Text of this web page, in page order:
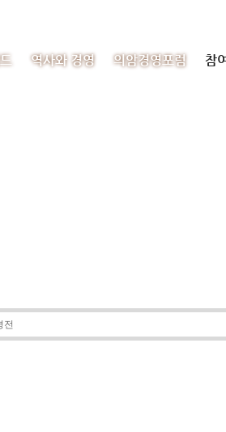
역사와 경영 의암경영포럼 참
전